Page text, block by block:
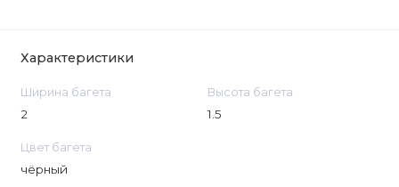
Характеристики
Ширина багета
2
Высота багета
1.5
Цвет багета
чёрный